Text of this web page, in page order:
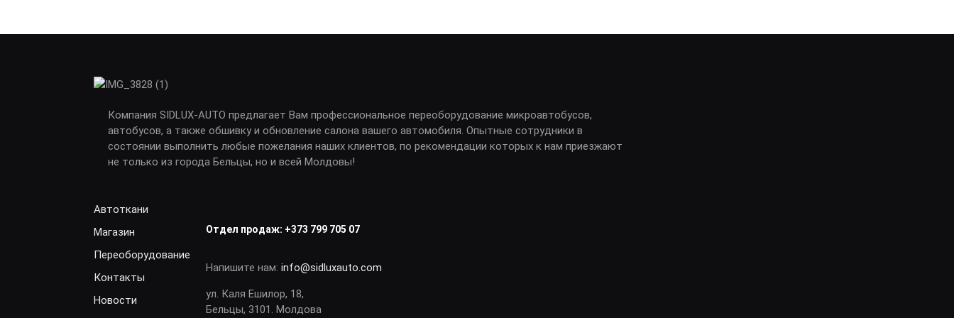
Компания SIDLUX-AUTO предлагает Вам профессиональное переоборудование микроавтобусов,
автобусов, а также обшивку и обновление салона вашего автомобиля. Опытные сотрудники в
состоянии выполнить любые пожелания наших клиентов, по рекомендации которых к нам приезжают
не только из города Бельцы, но и всей Молдовы!
Автоткани
Магазин
Переоборудование
Контакты
Новости
Отдел продаж: +373 799 705 07
Напишите нам:info@sidluxauto.com
ул. Каля Ешилор, 18,
Бельцы, 3101. Молдова